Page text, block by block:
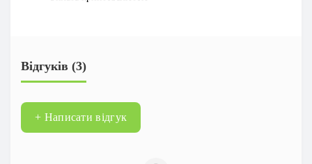
Відгуків (3)
+ Написати відгук